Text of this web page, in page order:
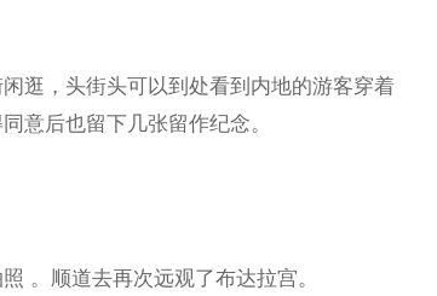
逛，头街头可以到处看到内地的游客穿着
意后也留下几张留作纪念。
。顺道去再次远观了布达拉宫。